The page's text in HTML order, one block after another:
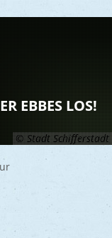
Kinder
Aktuelles
Bürger-
© Stadt Schifferstadt
EBBES LOS!